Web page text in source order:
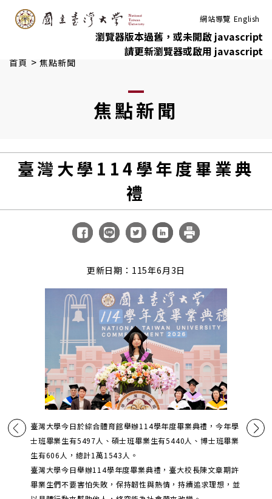
跳到主要內容 網站導覽 English
瀏覽器版本過舊，或未開啟 javascript
請更新瀏覽器或啟用 javascript
首頁 > 焦點新聞
焦點新聞
臺灣大學114學年度畢業典
禮
更新日期：115年6月3日
臺灣大學今日於綜合體育館舉辦114學年度畢業典禮，今年學
士班畢業生有5497人、碩士班畢業生有5440人、博士班畢業
生有606人，總計1萬1543人。
臺灣大學今日舉辦114學年度畢業典禮，臺大校長陳文章期許
畢業生們不要害怕失敗，保持韌性與熱情，持續追求理想，並